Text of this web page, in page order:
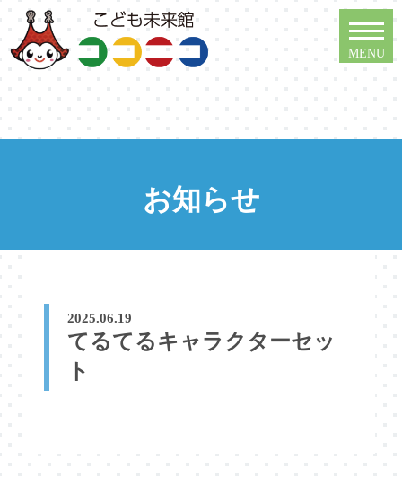
お知らせ
2025.06.19
てるてるキャラクターセッ
ト